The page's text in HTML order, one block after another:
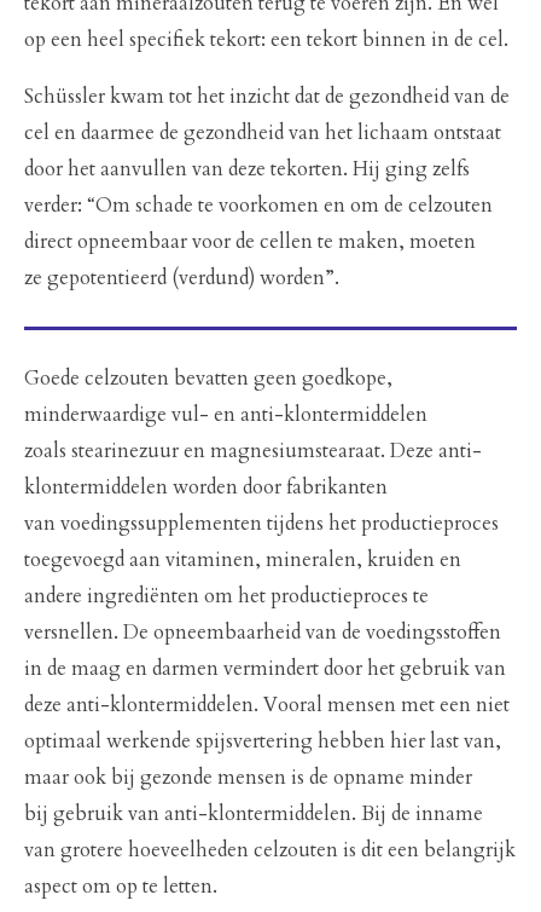
op een heel specifiek tekort: een tekort binnen in de cel.
Schüssler kwam tot het inzicht dat de gezondheid van de
cel en daarmee de gezondheid van het lichaam ontstaat
door het aanvullen van deze tekorten. Hij ging zelfs
verder: “Om schade te voorkomen en om de celzouten
direct opneembaar voor de cellen te maken, moeten
ze gepotentieerd (verdund) worden”.
Goede celzouten bevatten geen goedkope,
minderwaardige vul- en anti-klontermiddelen
zoals stearinezuur en magnesiumstearaat. Deze anti-
klontermiddelen worden door fabrikanten
van voedingssupplementen tijdens het productieproces
toegevoegd aan vitaminen, mineralen, kruiden en
andere ingrediënten om het productieproces te
versnellen. De opneembaarheid van de voedingsstoffen
in de maag en darmen vermindert door het gebruik van
deze anti-klontermiddelen. Vooral mensen met een niet
optimaal werkende spijsvertering hebben hier last van,
maar ook bij gezonde mensen is de opname minder
bij gebruik van anti-klontermiddelen. Bij de inname
van grotere hoeveelheden celzouten is dit een belangrijk
aspect om op te letten.